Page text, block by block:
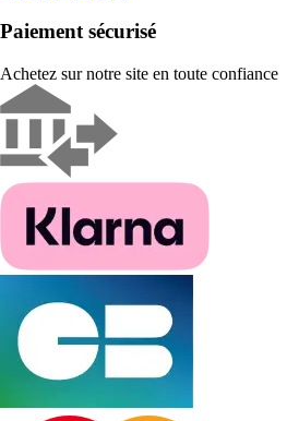
Paiement sécurisé
Achetez sur notre site en toute confiance